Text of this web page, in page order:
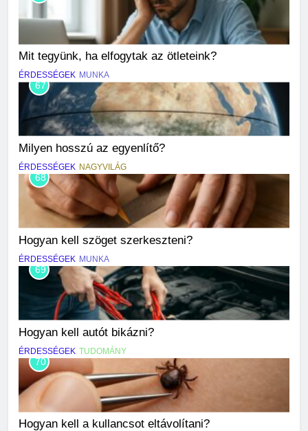
Mit tegyünk, ha elfogytak az ötleteink?
ÉRDESSÉGEK MUNKA
67
Milyen hosszú az egyenlítő?
ÉRDESSÉGEK NAGYVILÁG
68
Hogyan kell szöget szerkeszteni?
ÉRDESSÉGEK MUNKA
69
Hogyan kell autót bikázni?
ÉRDESSÉGEK TUDOMÁNY
70
Hogyan kell a kullancsot eltávolítani?